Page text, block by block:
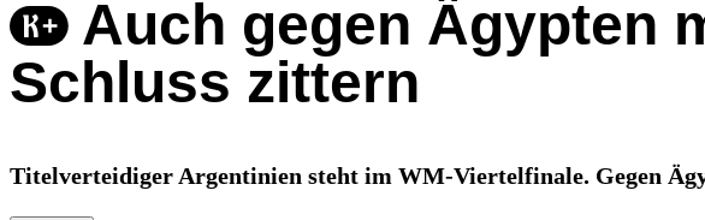
Auch gegen Ägypten
Schluss zittern
Titelverteidiger Argentinien steht im WM-Viertelfinale. Gegen